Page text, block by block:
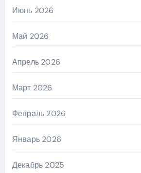
Июнь 2026
Май 2026
Апрель 2026
Март 2026
Февраль 2026
Январь 2026
Декабрь 2025